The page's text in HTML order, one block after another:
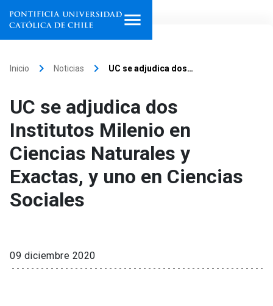
Facultades, escuelas e
institutos
Investigación
Internacionalización
Vinculación
Inicio keyboard_arrow_right Noticias keyboard_arrow_right UC se adjudica dos…
UC se adjudica dos
Institutos Milenio en
Ciencias Naturales y
Exactas, y uno en Ciencias
Sociales
09 diciembre 2020